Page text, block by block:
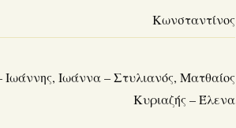
Κωνσταντίνος
Ιωάννα – Στυλιανός, Ματθαίος
Κυριαζής – Έλενα